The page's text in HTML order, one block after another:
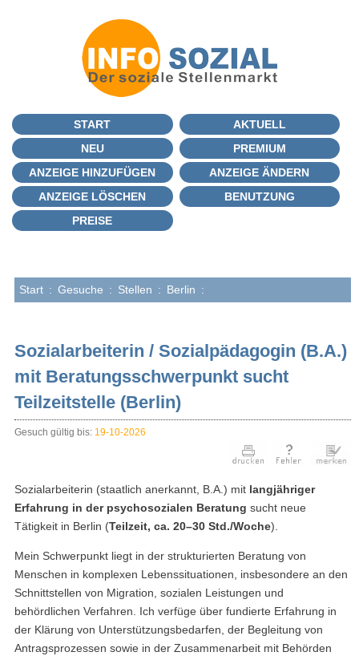
START
AKTUELL
NEU
PREMIUM
ANZEIGE HINZUFÜGEN
ANZEIGE ÄNDERN
ANZEIGE LÖSCHEN
BENUTZUNG
PREISE
Start : Gesuche : Stellen : Berlin :
Sozialarbeiterin / Sozialpädagogin (B.A.)
mit Beratungsschwerpunkt sucht
Teilzeitstelle (Berlin)
Gesuch gültig bis: 19-10-2026
Sozialarbeiterin (staatlich anerkannt, B.A.) mit langjähriger
Erfahrung in der psychosozialen Beratung sucht neue
Tätigkeit in Berlin (Teilzeit, ca. 20–30 Std./Woche).
Mein Schwerpunkt liegt in der strukturierten Beratung von
Menschen in komplexen Lebenssituationen, insbesondere an den
Schnittstellen von Migration, sozialen Leistungen und
behördlichen Verfahren. Ich verfüge über fundierte Erfahrung in
der Klärung von Unterstützungsbedarfen, der Begleitung von
Antragsprozessen sowie in der Zusammenarbeit mit Behörden